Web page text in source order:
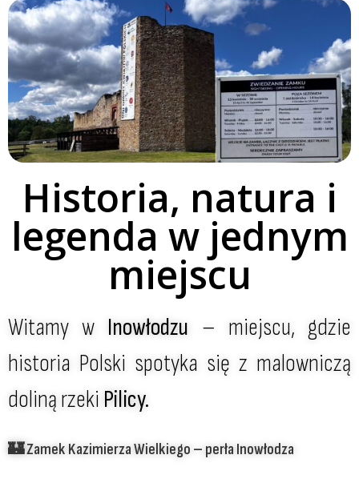
Historia, natura i
legenda w jednym
miejscu
Witamy w Inowłodzu – miejscu, gdzie
historia Polski spotyka się z malowniczą
doliną rzeki Pilicy.
🏰 Zamek Kazimierza Wielkiego – perła Inowłodza